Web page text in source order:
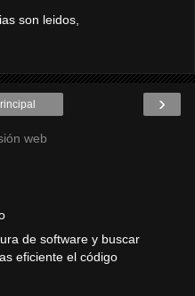
son leidos,
›
web
de software y buscar
eficiente el código